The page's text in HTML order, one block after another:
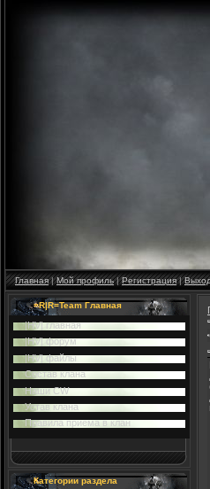
Главная|Мой профиль|Регистрация|
=R|R=Team Главная
|HV| главная
|HV| форум
|HV| файлы
Cостав клана
Наши CW
Устав клана
Правила приема в клан
Категории раздела